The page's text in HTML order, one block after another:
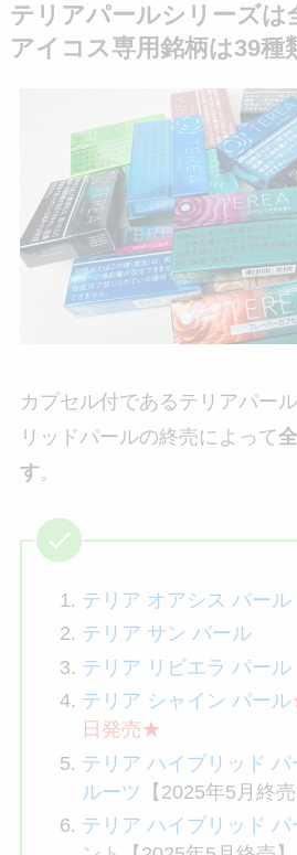
テリアパールシリーズは
アイコス専用銘柄は39種
カプセル付であるテリアパー
リッドパールの終売によって
す。
テリア オアシス パール
テリア サン パール
テリア リビエラ パール
テリア シャイン パール
日発売★
テリア ハイブリッド
ルーツ 【2025年5月終売
テリア ハイブリッド パ